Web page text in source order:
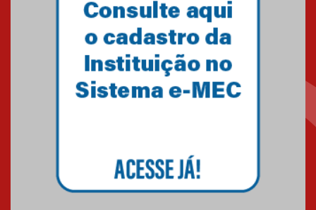
Primeiro culto do ano ressalta o
27.02.2026